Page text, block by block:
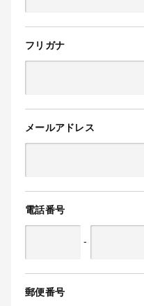
フリガナ
メールアドレス
電話番号
-
郵便番号